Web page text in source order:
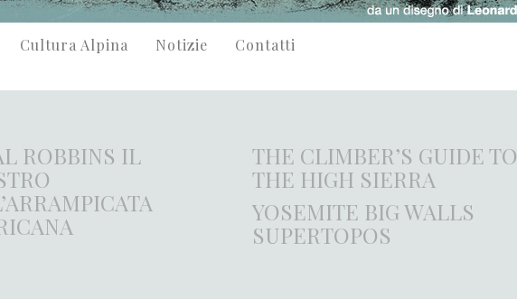
Cultura Alpina Notizie Contatti
ROBBINS IL
THE CLIMBER’S GUIDE TO
THE HIGH SIERRA
YOSEMITE BIG WALLS
SUPERTOPOS